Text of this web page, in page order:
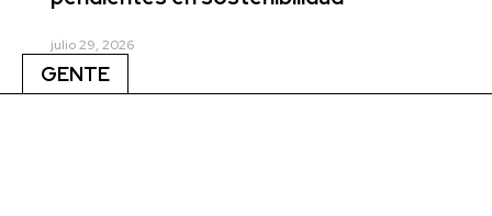
julio 29, 2026
GENTE